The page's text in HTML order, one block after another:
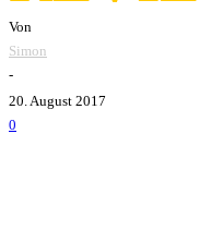
Von
Simon
-
20. August 2017
0